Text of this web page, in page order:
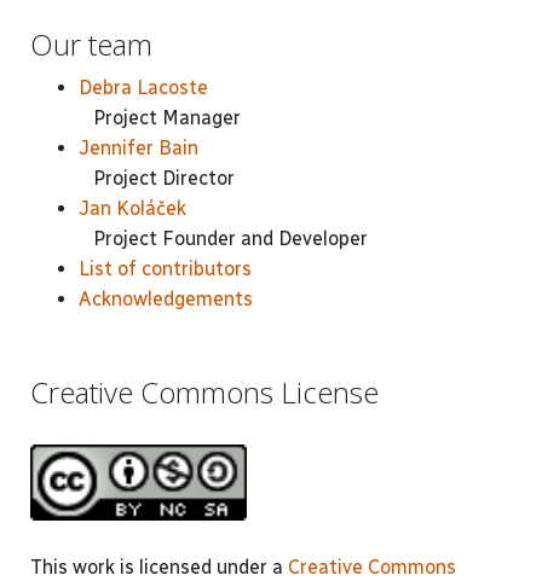
Our team
Debra Lacoste
Project Manager
Jennifer Bain
Project Director
Jan Koláček
Project Founder and Developer
List of contributors
Acknowledgements
Creative Commons License
This work is licensed under a Creative Commons